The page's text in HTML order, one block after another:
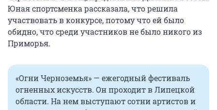
Юная спортсменка рассказала, что решила
участвовать в конкурсе, потому что ей было
обидно, что среди участников не было никого из
Приморья.
«Огни Черноземья» — ежегодный фестиваль
огненных искусств. Он проходит в Липецкой
области. На нем выступают сотни артистов и